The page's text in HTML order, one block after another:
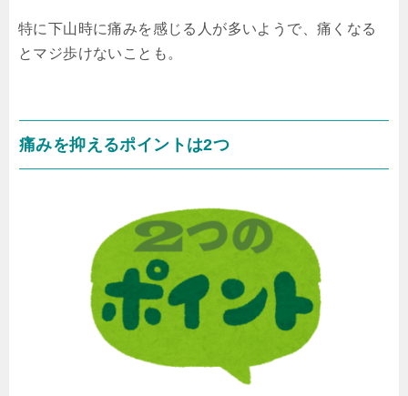
特に下山時に痛みを感じる人が多いようで、痛くなる
とマジ歩けないことも。
痛みを抑えるポイントは2つ